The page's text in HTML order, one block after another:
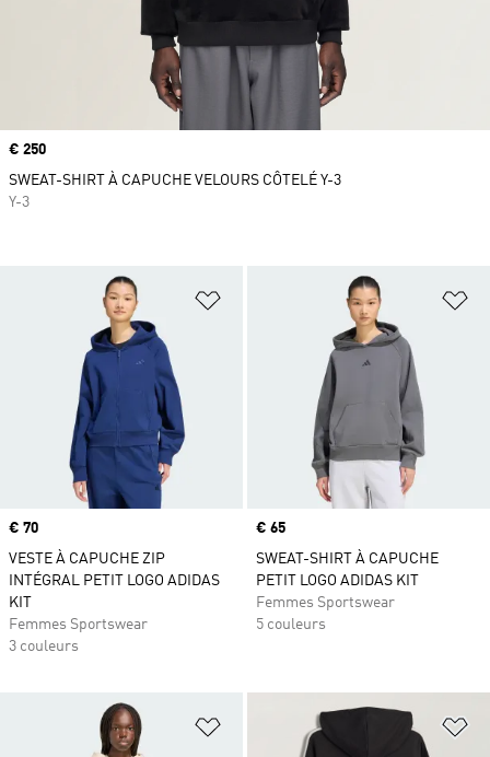
Ajouter à la Liste de produits
Prix
€ 70
VESTE À CAPUCHE ZIP
INTÉGRAL PETIT LOGO ADIDAS
KIT
Femmes Sportswear
3 couleurs
Prix
€ 65
SWEAT-SHIRT À CAPUCHE
PETIT LOGO ADIDAS KIT
Femmes Sportswear
5 couleurs
Ajouter à la Liste de produits
Prix
€ 250
SWEAT-SHIRT À CAPUCHE VELOURS CÔTELÉ Y-3
Y-3